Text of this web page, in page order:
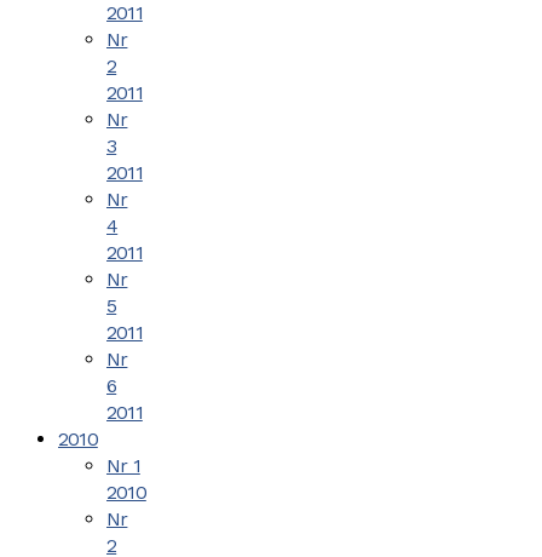
2011
Nr
2
2011
Nr
3
2011
Nr
4
2011
Nr
5
2011
Nr
6
2011
2010
Nr 1
2010
Nr
2